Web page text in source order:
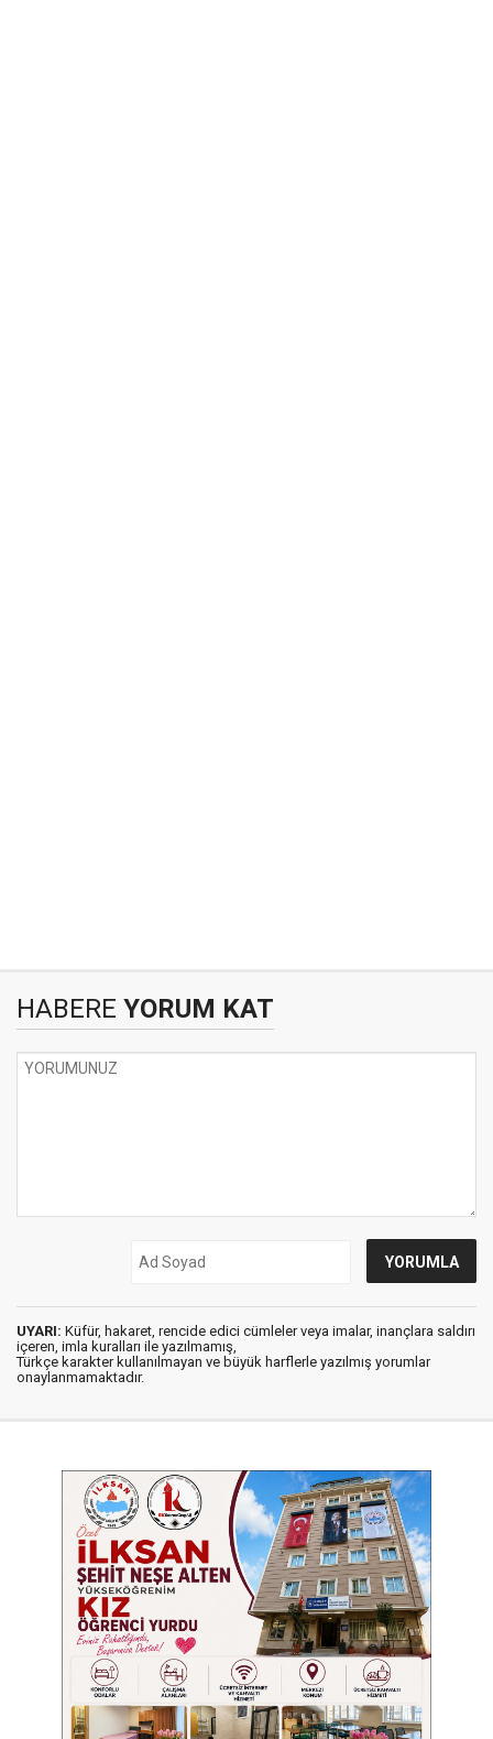
HABERE YORUM KAT
UYARI: Küfür, hakaret, rencide edici cümleler veya imalar, inançlara saldırı
içeren, imla kuralları ile yazılmamış,
Türkçe karakter kullanılmayan ve büyük harflerle yazılmış yorumlar
onaylanmamaktadır.